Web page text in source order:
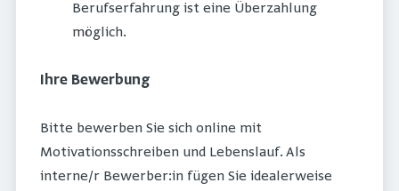
Berufserfahrung ist eine Überzahlung
möglich.
Ihre Bewerbung
Bitte bewerben Sie sich online mit
Motivationsschreiben und Lebenslauf. Als
interne/r Bewerber:in fügen Sie idealerweise